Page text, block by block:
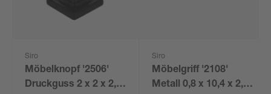
Siro
Möbelknopf '2506'
Druckguss 2 x 2 x 2,1
Siro
Möbelgriff '2108'
Metall 0,8 x 10,4 x 2,8